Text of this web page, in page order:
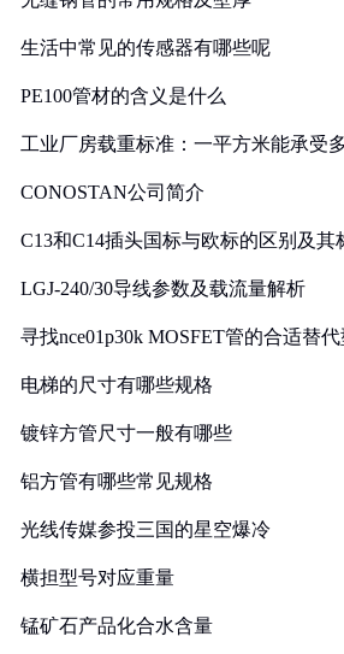
生活中常见的传感器有哪些呢
PE100管材的含义是什么
工业厂房载重标准：一平方米能承受
CONOSTAN公司简介
C13和C14插头国标与欧标的区别及其
LGJ-240/30导线参数及载流量解析
寻找nce01p30k MOSFET管的合适替
电梯的尺寸有哪些规格
镀锌方管尺寸一般有哪些
铝方管有哪些常见规格
光线传媒参投三国的星空爆冷
横担型号对应重量
锰矿石产品化合水含量